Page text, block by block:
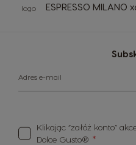
Adres e-mail
Klikając “załóż konto”
Dolce Gusto®
ESPRESSO MILANO